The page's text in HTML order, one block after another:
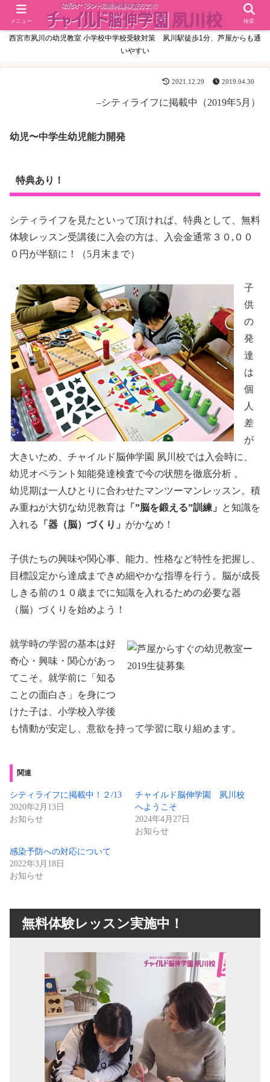
西宮市夙川の幼児教室 小学校中学校受験対策 夙川駅徒歩1分、芦屋からも通
いやすい
2021.12.29 2019.04.30
–シティライフに掲載中（2019年5月）
幼児〜中学生幼児能力開発
特典あり！
シティライフを見たといって頂ければ、特典として、無料
体験レッスン受講後に入会の方は、入会金通常３０,００
０円が半額に！（5月末まで）
子
供
の
発
達
は
個
人
差
が
大きいため、チャイルド脳伸学園 夙川校では入会時に、
幼児オペラント知能発達検査で今の状態を徹底分析 。
幼児期は一人ひとりに合わせたマンツーマンレッスン。積
み重ねが大切な幼児教育は 「”脳を鍛える”訓練」
と知識を
入れる
「器（脳）づくり」 がかなめ！
子供たちの興味や関心事、能力、性格など特性を把握し、
目標設定から達成まできめ細やかな指導を行う。脳が成長
しきる前の１０歳までに知識を入れるための必要な器
（脳）づくりを始めよう！
就学時の学習の基本は好
奇心・興味・関心があっ
てこそ。就学前に「知る
ことの面白さ」を身につ
けた子は、小学校入学後
も情動が安定し、意欲を持って学習に取り組めます。
関連
シティライフに掲載中！２/13
2020年2月13日
お知らせ
チャイルド脳伸学園 夙川校
へようこそ
2024年4月27日
お知らせ
感染予防への対応について
2022年3月18日
お知らせ
無料体験レッスン実施中！
メニュー 検索